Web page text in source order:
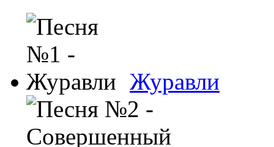
Журавли